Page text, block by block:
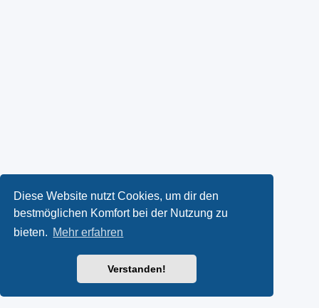
Diese Website nutzt Cookies, um dir den
bestmöglichen Komfort bei der Nutzung zu
bieten. Mehr erfahren
Verstanden!